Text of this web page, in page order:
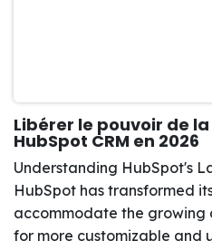
Libérer le pouvoir de
HubSpot CRM en 2026
Understanding HubSpot's
HubSpot has transformed
accommodate the growing
for more customizable and